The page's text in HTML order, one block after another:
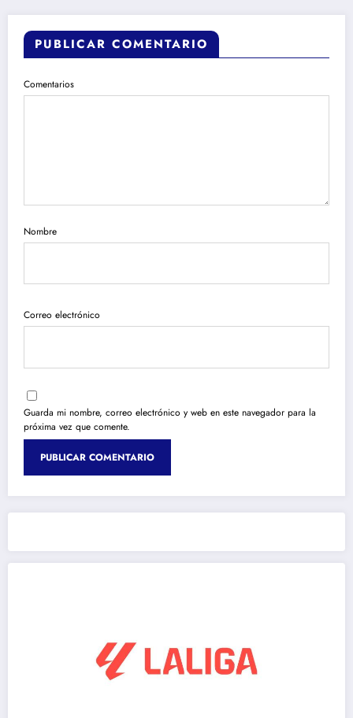
PUBLICAR COMENTARIO
Comentarios
Nombre
Correo electrónico
Guarda mi nombre, correo electrónico y web en este navegador para la
próxima vez que comente.